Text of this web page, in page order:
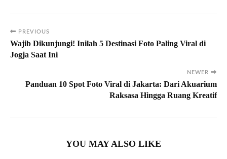
PREVIOUS
Wajib Dikunjungi! Inilah 5 Destinasi Foto Paling Viral di
Jogja Saat Ini
NEWER
Panduan 10 Spot Foto Viral di Jakarta: Dari Akuarium
Raksasa Hingga Ruang Kreatif
YOU MAY ALSO LIKE